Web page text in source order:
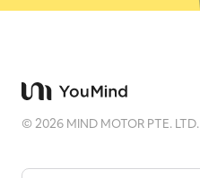
©2026 MIND MOTOR PTE. LTD.